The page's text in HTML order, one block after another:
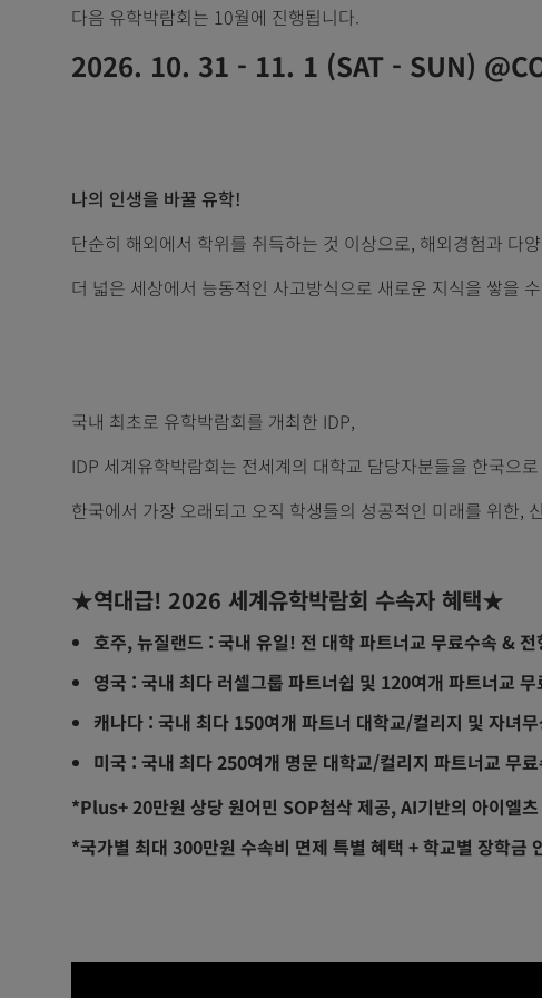
다음 유학박람회는 10월에 진행됩니다.
2026. 10. 31 - 11. 1 (SAT - SUN)
나의 인생을 바꿀 유학!
단순히 해외에서 학위를 취득하는 것 이상으로, 해외경험과 다
더 넓은 세상에서 능동적인 사고방식으로 새로운 지식을 쌓을
국내 최초로 유학박람회를 개최한 IDP,
IDP 세계유학박람회는 전세계의 대학교 담당자분들을 한국으
한국에서 가장 오래되고 오직 학생들의 성공적인 미래를 위한,
★역대급! 2026 세계유학박람회 수속자 혜택★
호주, 뉴질랜드 : 국내 유일! 전 대학 파트너교 무료수속 & 전
영국 : 국내 최다 러셀그룹 파트너쉽 및 120여개 파트너교
캐나다 : 국내 최다 150여개 파트너 대학교/컬리지 및 자녀
미국 : 국내 최다 250여개 명문 대학교/컬리지 파트너교 무
*Plus+ 20만원 상당 원어민 SOP첨삭 제공, AI기반의 아이엘
*국가별 최대 300만원 수속비 면제 특별 혜택 + 학교별 장학금